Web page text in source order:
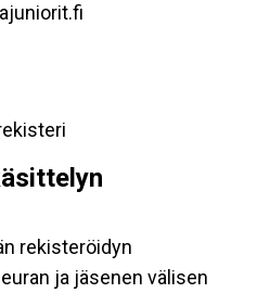
rekisteröidyn
ja jäsenen välisen